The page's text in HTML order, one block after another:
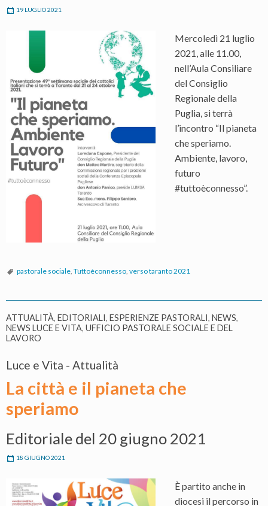
19 LUGLIO 2021
Mercoledì 21 luglio
2021, alle 11.00,
nell’Aula Consiliare
del Consiglio
Regionale della
Puglia, si terrà
l’incontro “Il pianeta
che speriamo.
Ambiente, lavoro,
futuro
#tuttoèconnesso”.
pastorale sociale Tuttoèconnesso verso taranto 2021
ATTUALITÀ, EDITORIALI, ESPERIENZE PASTORALI, NEWS,
NEWS LUCE E VITA, UFFICIO PASTORALE SOCIALE E DEL
LAVORO
Luce e Vita - Attualità
La città e il pianeta che
speriamo
Editoriale del 20 giugno 2021
18 GIUGNO 2021
È partito anche in
diocesi il percorso in